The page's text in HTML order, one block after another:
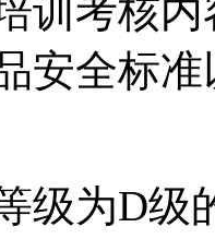
训考核
安全标
级为D级